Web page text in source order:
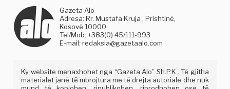
Gazeta Alo
Adresa: Rr. Mustafa Kruja , Prishtinë,
Kosovë 10000
Tel/Mob: +383(0) 45/111-993
E-mail:redaksia@gazetaalo.com
Ky website menaxhohet nga “Gazeta Alo” Sh.P.K . Të gjitha
materialet janë të mbrojtura me të drejta autoriale dhe nuk